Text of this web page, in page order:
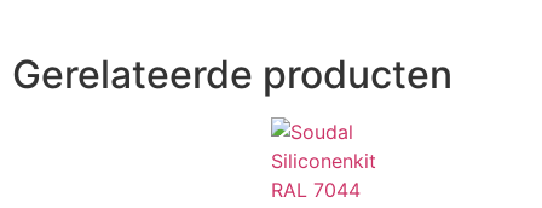
Gerelateerde producten